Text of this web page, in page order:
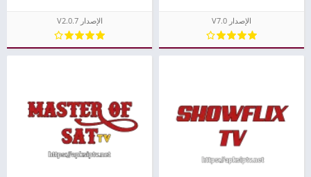
الإصدار V7.0 الإصدار V2.0.7